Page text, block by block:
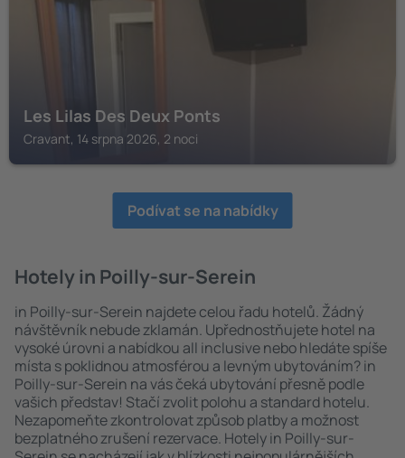
Les Lilas Des Deux Ponts
Cravant, 14 srpna 2026, 2 noci
Podívat se na nabídky
Hotely in Poilly-sur-Serein
in Poilly-sur-Serein najdete celou řadu hotelů. Žádný
návštěvník nebude zklamán. Upřednostňujete hotel na
vysoké úrovni a nabídkou all inclusive nebo hledáte spíše
místa s poklidnou atmosférou a levným ubytováním? in
Poilly-sur-Serein na vás čeká ubytování přesně podle
vašich představ! Stačí zvolit polohu a standard hotelu.
Nezapomeňte zkontrolovat způsob platby a možnost
bezplatného zrušení rezervace. Hotely in Poilly-sur-